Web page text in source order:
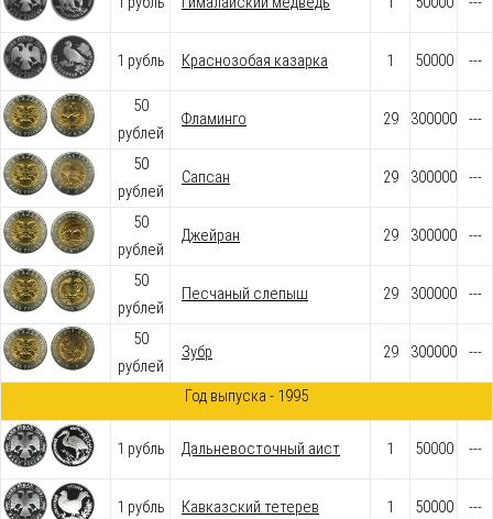
1 рубль Краснозобая казарка 1 50000 ---
50
рублей
Фламинго 29 300000 ---
50
рублей
Сапсан 29 300000 ---
50
рублей
Джейран 29 300000 ---
50
рублей
Песчаный слепыш 29 300000 ---
50
рублей
Зубр 29 300000 ---
Год выпуска - 1995
1 рубль Дальневосточный аист 1 50000 ---
1 рубль Кавказский тетерев 1 50000 ---